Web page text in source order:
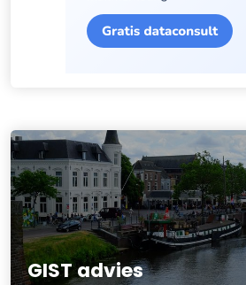
GIST advies